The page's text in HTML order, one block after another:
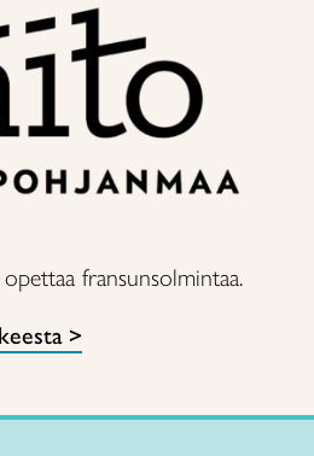
fransunsolmintaa.
>